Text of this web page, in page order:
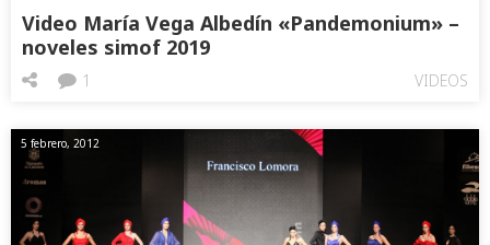
Video María Vega Albedín «Pandemonium» –
noveles simof 2019
VIDEOS
1
5 febrero, 2012